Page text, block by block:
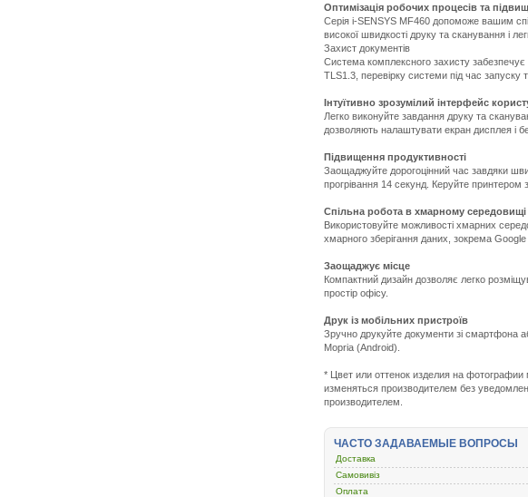
Оптимізація робочих процесів та
Серія i-SENSYS MF460 допоможе вашим
високої швидкості друку та сканування і
Захист документів
Система комплексного захисту забезпечує
TLS1.3, перевірку системи під час
Інтуїтивно зрозумілий інтерфейс
Легко виконуйте завдання друку та
дозволяють налаштувати екран дисплея і
Підвищення продуктивності
Заощаджуйте дорогоцінний час завдяки
прогрівання 14 секунд. Керуйте
Спільна робота в хмарному середовищі
Використовуйте можливості хмарних
хмарного зберігання даних, зокрема
Заощаджує місце
Компактний дизайн дозволяє легко
простір офісу.
Друк із мобільних пристроїв
Зручно друкуйте документи зі смартфона
Mopria (Android).
service.com.uacatalog/1027-
orgtehnika/1290-
mfu/422196-
canon-
wi-
fi-
* Цвет или оттенок изделия на фотографии
изменяться производителем без
производителем.
ЧАСТО ЗАДАВАЕМЫЕ ВОПРОСЫ
Доставка
Самовивіз
Оплата